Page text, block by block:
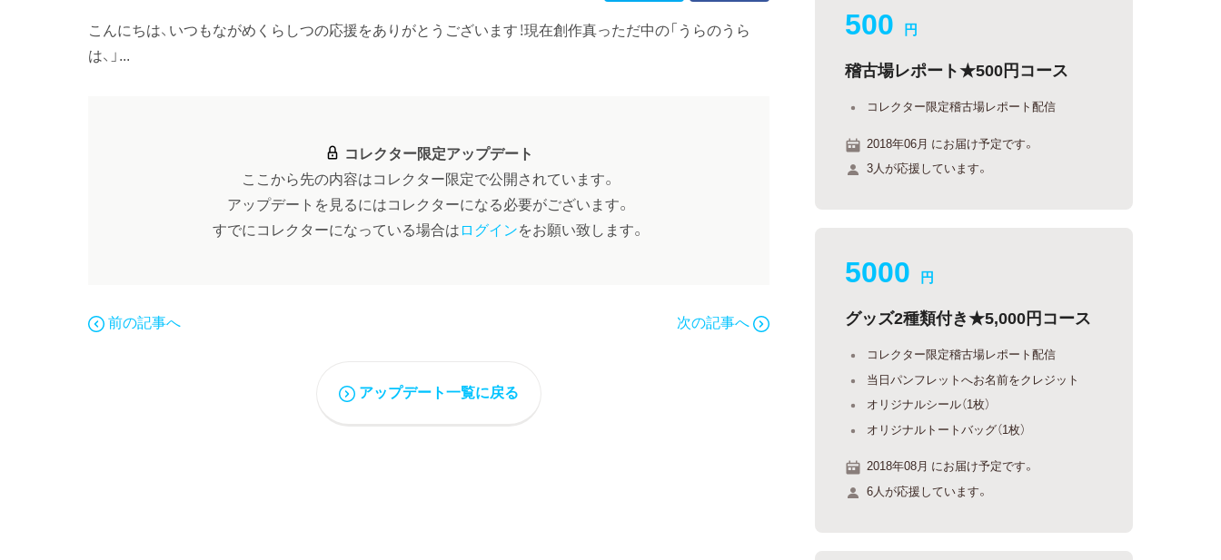
こんにちは、いつもながめくらしつの応援をありがとうございます！現在創作真っただ中の「うらのうら
は、」...
コレクター限定アップデート
ここから先の内容はコレクター限定で公開されています。
アップデートを見るにはコレクターになる必要がございます。
すでにコレクターになっている場合はログインをお願い致します。
前の記事へ 次の記事へ
アップデート一覧に戻る
500 円
稽古場レポート★500円コース
コレクター限定稽古場レポート配信
2018年06月 にお届け予定です。
3人が応援しています。
5000 円
グッズ2種類付き★5,000円コース
コレクター限定稽古場レポート配信
当日パンフレットへお名前をクレジット
オリジナルシール（1枚）
オリジナルトートバッグ（1枚）
2018年08月 にお届け予定です。
6人が応援しています。